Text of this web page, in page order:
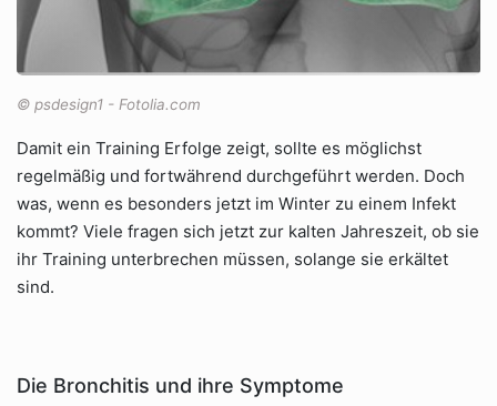
© psdesign1 - Fotolia.com
Damit ein Training Erfolge zeigt, sollte es möglichst
regelmäßig und fortwährend durchgeführt werden. Doch
was, wenn es besonders jetzt im Winter zu einem Infekt
kommt? Viele fragen sich jetzt zur kalten Jahreszeit, ob sie
ihr Training unterbrechen müssen, solange sie erkältet
sind.
Die Bronchitis und ihre Symptome